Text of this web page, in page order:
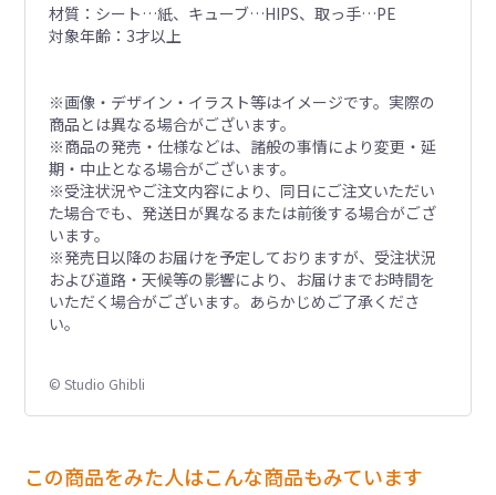
材質：シート…紙、キューブ…HIPS、取っ手…PE
対象年齢：3才以上
※画像・デザイン・イラスト等はイメージです。実際の
商品とは異なる場合がございます。
※商品の発売・仕様などは、諸般の事情により変更・延
期・中止となる場合がございます。
※受注状況やご注文内容により、同日にご注文いただい
た場合でも、発送日が異なるまたは前後する場合がござ
います。
※発売日以降のお届けを予定しておりますが、受注状況
および道路・天候等の影響により、お届けまでお時間を
いただく場合がございます。あらかじめご了承くださ
い。
© Studio Ghibli
この商品をみた人はこんな商品もみています